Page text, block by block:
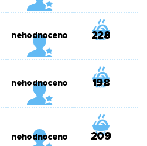
nehodnoceno 228
nehodnoceno 198
nehodnoceno 209